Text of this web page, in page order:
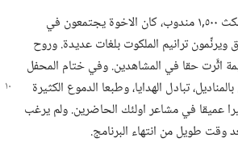
وفي احد الفنادق حيث مكث ٥٠٠‏,١ مندوب،‏ كان الاخوة يجتمعون في
ويرنِّمون ترانيم الملكوت بلغات عديدة.‏ وروح
اثَّرت حقا في المشاهدين.‏ وفي ختام المحفل
تبادل الهدايا،‏ وطبعا الدموع الكثيرة
عميقا في مشاعر اولئك الحاضرين.‏ ولم يرغب
وقت طويل من انتهاء البرنامج.‏